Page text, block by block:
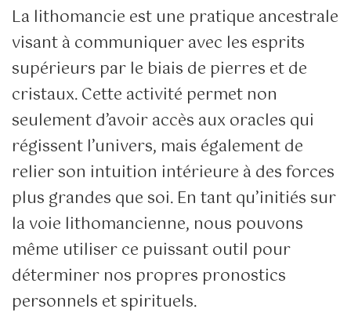
La lithomancie est une pratique ancestrale
visant à communiquer avec les esprits
supérieurs par le biais de pierres et de
cristaux. Cette activité permet non
seulement d’avoir accès aux oracles qui
régissent l’univers, mais également de
relier son intuition intérieure à des forces
plus grandes que soi. En tant qu’initiés sur
la voie lithomancienne, nous pouvons
même utiliser ce puissant outil pour
déterminer nos propres pronostics
personnels et spirituels.